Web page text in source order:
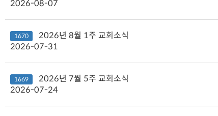
2026-08-07
1670
2026년 8월 1주 교회소식
2026-07-31
1669
2026년 7월 5주 교회소식
2026-07-24